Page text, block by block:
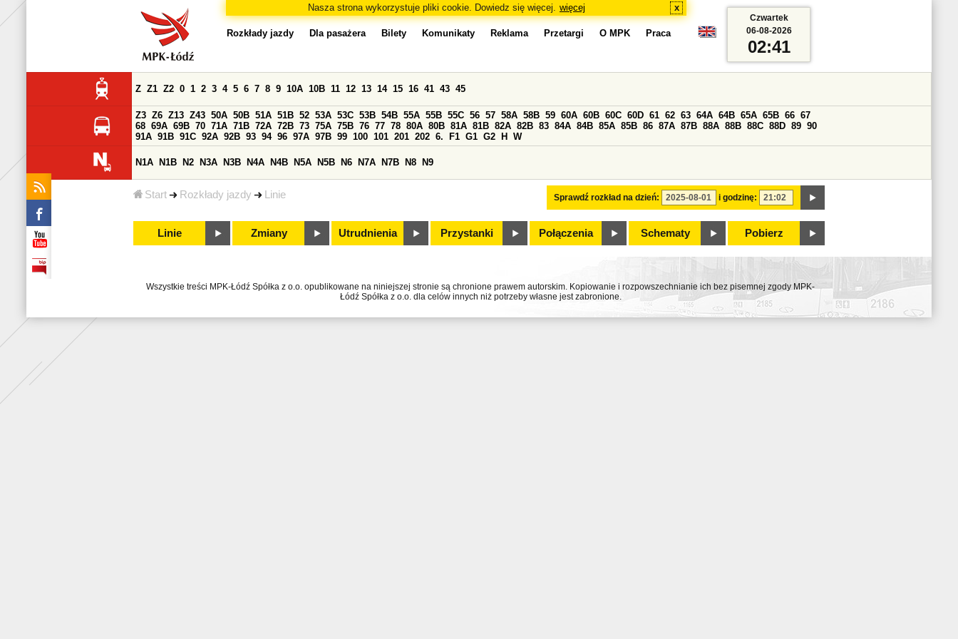
Nasza strona wykorzystuje pliki cookie. Dowiedz się więcej. więcej x
Start Rozkłady jazdy Linie
Rozkłady jazdy Dla pasażera Bilety Komunikaty Reklama Przetargi O MPK Praca
Sprawdź rozkład na dzień: i godzinę:
Z Z1 Z2 0 1 2 3 4 5 6 7 8 9 10A 10B 11 12 13 14 15 16 41 43 45
Z3 Z6 Z13 Z43 50A 50B 51A 51B 52 53A 53C 53B 54B 55A 55B 55C 56 57 58A 58B 59 60A 60B 60C 60D 61 62 63 64A 64B 65A 65B 66 67
68 69A 69B 70 71A 71B 72A 72B 73 75A 75B 76 77 78 80A 80B 81A 81B 82A 82B 83 84A 84B 85A 85B 86 87A 87B 88A 88B 88C 88D 89 90
91A 91B 91C 92A 92B 93 94 96 97A 97B 99 100 101 201 202 6. F1 G1 G2 H W
N1A N1B N2 N3A N3B N4A N4B N5A N5B N6 N7A N7B N8 N9
Linie Zmiany Utrudnienia Przystanki Połączenia Schematy Pobierz
Czwartek
06-08-2026
02:41
Wszystkie treści MPK-Łódź Spółka z o.o. opublikowane na niniejszej stronie są chronione prawem autorskim. Kopiowanie i rozpowszechnianie ich bez pisemnej zgody MPK-
Łódź Spółka z o.o. dla celów innych niż potrzeby własne jest zabronione.